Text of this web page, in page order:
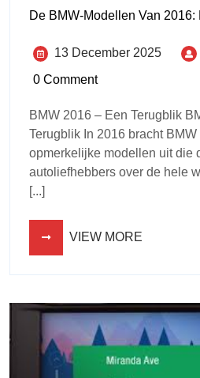
De BMW-Modellen Van 2016:
13 December 2025
0 Comment
BMW 2016 – Een Terugblik
Terugblik In 2016 bracht
opmerkelijke modellen uit die
autoliefhebbers over de hele
[...]
VIEW MORE